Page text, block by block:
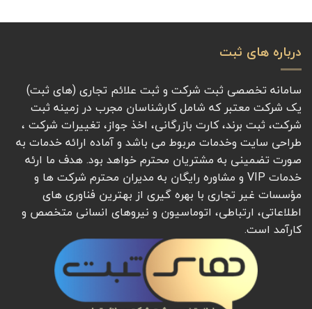
درباره های ثبت
سامانه تخصصی ثبت شرکت و ثبت علائم تجاری (های ثبت)
یک شرکت معتبر که شامل کارشناسان مجرب در زمینه ثبت
شرکت، ثبت برند، کارت بازرگانی، اخذ جواز، تغییرات شرکت ،
طراحی سایت وخدمات مربوط می باشد و آماده ارائه خدمات به
صورت تضمینی به مشتریان محترم خواهد بود. هدف ما ارئه
خدمات VIP و مشاوره رایگان به مدیران محترم شرکت ها و
مؤسسات غیر تجاری با بهره گیری از بهترین فناوری های
اطلاعاتی، ارتباطی، اتوماسیون و نیروهای انسانی متخصص و
کارآمد است.